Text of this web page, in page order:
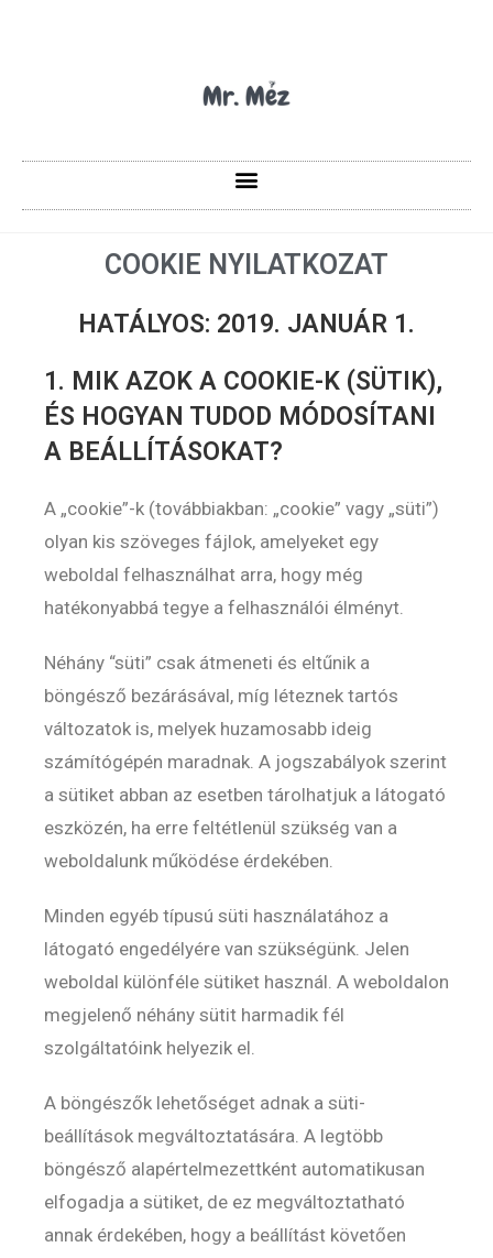
COOKIE NYILATKOZAT
HATÁLYOS: 2019. JANUÁR 1.
1. MIK AZOK A COOKIE-K (SÜTIK),
ÉS HOGYAN TUDOD MÓDOSÍTANI
A BEÁLLÍTÁSOKAT?
A „cookie”-k (továbbiakban: „cookie” vagy „süti”)
olyan kis szöveges fájlok, amelyeket egy
weboldal felhasználhat arra, hogy még
hatékonyabbá tegye a felhasználói élményt.
Néhány “süti” csak átmeneti és eltűnik a
böngésző bezárásával, míg léteznek tartós
változatok is, melyek huzamosabb ideig
számítógépén maradnak. A jogszabályok szerint
a sütiket abban az esetben tárolhatjuk a látogató
eszközén, ha erre feltétlenül szükség van a
weboldalunk működése érdekében.
Minden egyéb típusú süti használatához a
látogató engedélyére van szükségünk. Jelen
weboldal különféle sütiket használ. A weboldalon
megjelenő néhány sütit harmadik fél
szolgáltatóink helyezik el.
A böngészők lehetőséget adnak a süti-
beállítások megváltoztatására. A legtöbb
böngésző alapértelmezettként automatikusan
elfogadja a sütiket, de ez megváltoztatható
annak érdekében, hogy a beállítást követően